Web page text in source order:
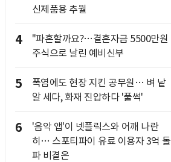
신제품용 추월
4
"파혼할까요?…결혼자금 5500만원
주식으로 날린 예비신부
5
폭염에도 현장 지킨 공무원… 벼 낱
알 세다, 화재 진압하다 '풀썩'
6
'음악 앱'이 넷플릭스와 어깨 나란
히… 스포티파이 유료 이용자 3억 돌
파 비결은